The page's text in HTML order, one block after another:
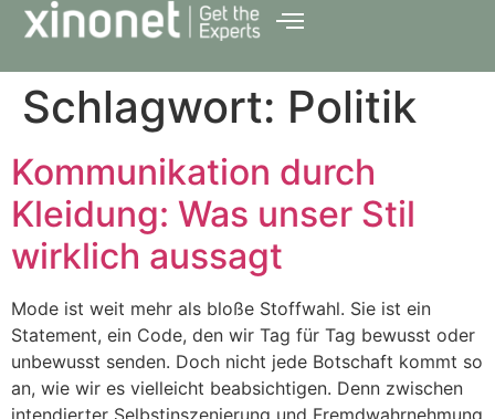
Schlagwort: Politik
Kommunikation durch
Kleidung: Was unser Stil
wirklich aussagt
Mode ist weit mehr als bloße Stoffwahl. Sie ist ein
Statement, ein Code, den wir Tag für Tag bewusst oder
unbewusst senden. Doch nicht jede Botschaft kommt so
an, wie wir es vielleicht beabsichtigen. Denn zwischen
intendierter Selbstinszenierung und Fremdwahrnehmung